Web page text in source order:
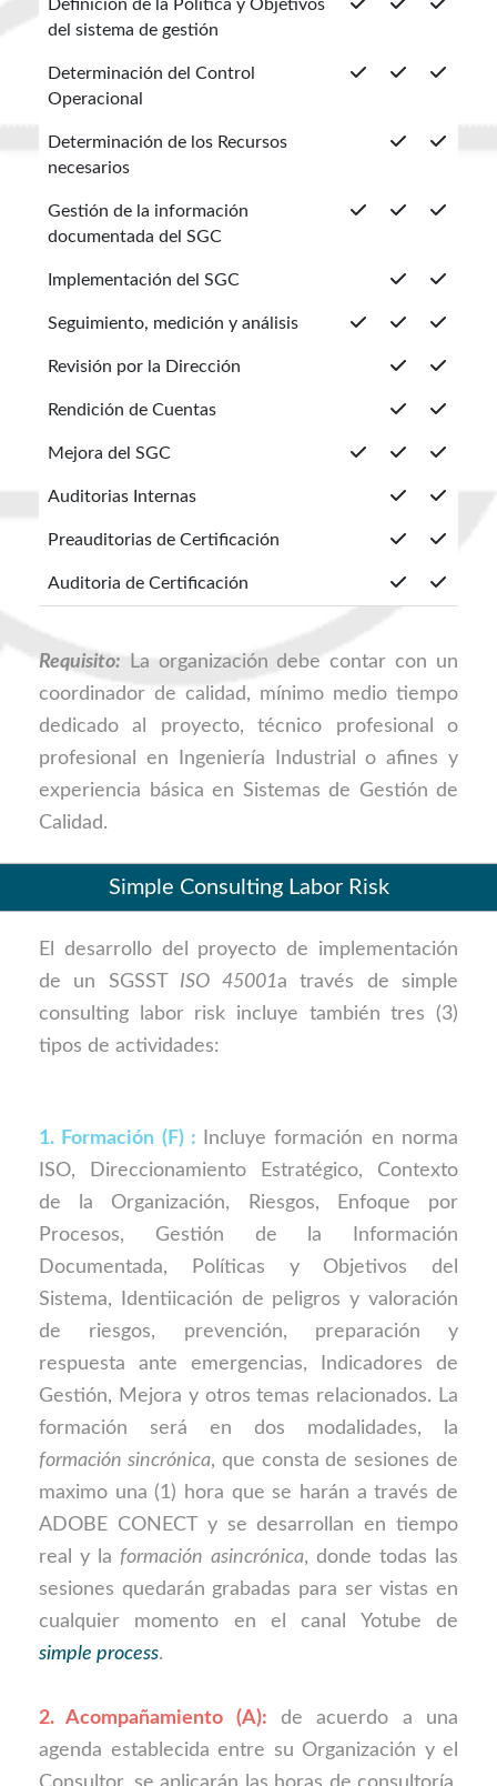
Definición de la Política y Objetivos
del sistema de gestión
Determinación del Control
Operacional
Determinación de los Recursos
necesarios
Gestión de la información
documentada del SGC
Implementación del SGC
Seguimiento, medición y análisis
Revisión por la Dirección
Rendición de Cuentas
Mejora del SGC
Auditorias Internas
Preauditorias de Certificación
Auditoria de Certificación
Requisito: La organización debe contar con un
coordinador de calidad, mínimo medio tiempo
dedicado al proyecto, técnico profesional o
profesional en Ingeniería Industrial o afines y
experiencia básica en Sistemas de Gestión de
Calidad.
Simple Consulting Labor Risk
El desarrollo del proyecto de implementación
de un SGSST ISO 45001a través de simple
consulting labor risk incluye también tres (3)
tipos de actividades:
1. Formación (F) :
Incluye formación en norma
ISO, Direccionamiento Estratégico, Contexto
de la Organización, Riesgos, Enfoque por
Procesos, Gestión de la Información
Documentada, Políticas y Objetivos del
Sistema, Identiicación de peligros y valoración
de riesgos, prevención, preparación y
respuesta ante emergencias, Indicadores de
Gestión, Mejora y otros temas relacionados. La
formación será en dos modalidades, la
formación sincrónica, que consta de sesiones de
maximo una (1) hora que se harán a través de
ADOBE CONECT y se desarrollan en tiempo
real y laformación asincrónica, donde todas las
sesiones quedarán grabadas para ser vistas en
cualquier momento en el canal Yotube de
simple process.
2. Acompañamiento (A): de acuerdo a una
agenda establecida entre su Organización y el